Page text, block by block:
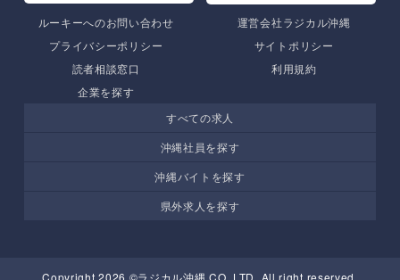
ルーキーへのお問い合わせ
運営会社ラジカル沖縄
プライバシーポリシー
サイトポリシー
読者相談窓口
利用規約
企業を探す
すべての求人
沖縄社員を探す
沖縄バイトを探す
県外求人を探す